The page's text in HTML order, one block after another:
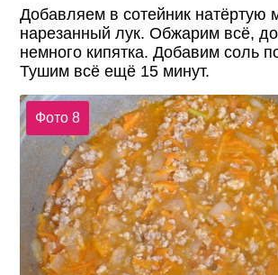
Добавляем в сотейник натёртую
нарезанный лук. Обжарим всё,
немного кипятка. Добавим соль
Тушим всё ещё 15 минут.
Фото 8